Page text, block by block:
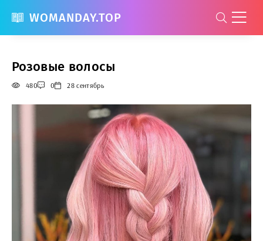
WOMANDAY.TOP
Розовые волосы
480 0 28 сентябрь